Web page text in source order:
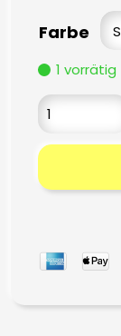
Farbe
1 vorrätig